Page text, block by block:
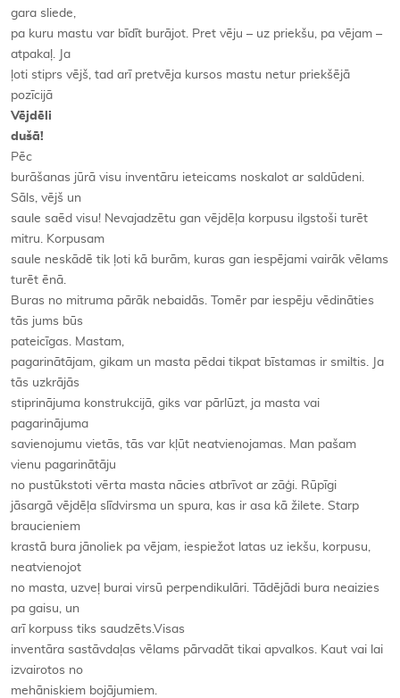
gara sliede,
pa kuru mastu var bīdīt burājot. Pret vēju – uz priekšu, pa vējam –
atpakaļ. Ja
ļoti stiprs vējš, tad arī pretvēja kursos mastu netur priekšējā
pozīcijā
Vējdēli
dušā!
Pēc
burāšanas jūrā visu inventāru ieteicams noskalot ar saldūdeni.
Sāls, vējš un
saule saēd visu! Nevajadzētu gan vējdēļa korpusu ilgstoši turēt
mitru. Korpusam
saule neskādē tik ļoti kā burām, kuras gan iespējami vairāk vēlams
turēt ēnā.
Buras no mitruma pārāk nebaidās. Tomēr par iespēju vēdināties
tās jums būs
pateicīgas. Mastam,
pagarinātājam, gikam un masta pēdai tikpat bīstamas ir smiltis. Ja
tās uzkrājās
stiprinājuma konstrukcijā, giks var pārlūzt, ja masta vai
pagarinājuma
savienojumu vietās, tās var kļūt neatvienojamas. Man pašam
vienu pagarinātāju
no pustūkstoti vērta masta nācies atbrīvot ar zāģi. Rūpīgi
jāsargā vējdēļa slīdvirsma un spura, kas ir asa kā žilete. Starp
braucieniem
krastā bura jānoliek pa vējam, iespiežot latas uz iekšu, korpusu,
neatvienojot
no masta, uzveļ burai virsū perpendikulāri. Tādējādi bura neaizies
pa gaisu, un
arī korpuss tiks saudzēts.Visas
inventāra sastāvdaļas vēlams pārvadāt tikai apvalkos. Kaut vai lai
izvairotos no
mehāniskiem bojājumiem.